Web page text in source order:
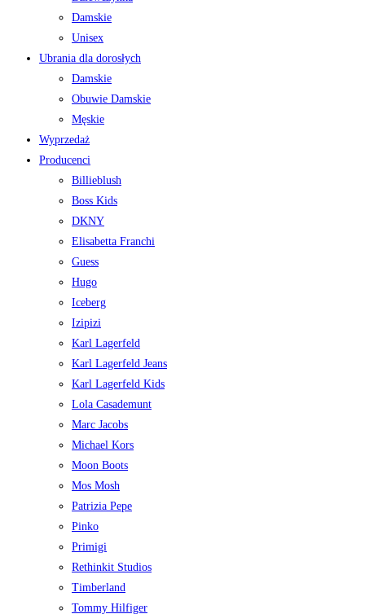
Damskie
Unisex
Ubrania dla dorosłych
Damskie
Obuwie Damskie
Męskie
Wyprzedaż
Producenci
Billieblush
Boss Kids
DKNY
Elisabetta Franchi
Guess
Hugo
Iceberg
Izipizi
Karl Lagerfeld
Karl Lagerfeld Jeans
Karl Lagerfeld Kids
Lola Casademunt
Marc Jacobs
Michael Kors
Moon Boots
Mos Mosh
Patrizia Pepe
Pinko
Primigi
Rethinkit Studios
Timberland
Tommy Hilfiger